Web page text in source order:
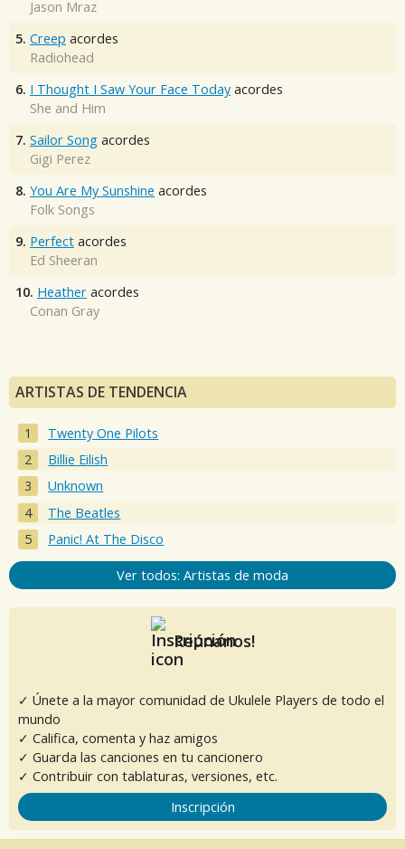
Jason Mraz
5. Creep acordes
Radiohead
6. I Thought I Saw Your Face Today acordes
She and Him
7. Sailor Song acordes
Gigi Perez
8. You Are My Sunshine acordes
Folk Songs
9. Perfect acordes
Ed Sheeran
10. Heather acordes
Conan Gray
ARTISTAS DE TENDENCIA
Twenty One Pilots
Billie Eilish
Unknown
The Beatles
Panic! At The Disco
Ver todos: Artistas de moda
Reúnanos!
✓ Únete a la mayor comunidad de Ukulele Players de todo el
mundo
✓ Califica, comenta y haz amigos
✓ Guarda las canciones en tu cancionero
✓ Contribuir con tablaturas, versiones, etc.
Inscripción